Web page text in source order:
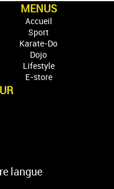
MENUS
Accueil
Sport
Karate-Do
Dojo
Lifestyle
E-store
langue